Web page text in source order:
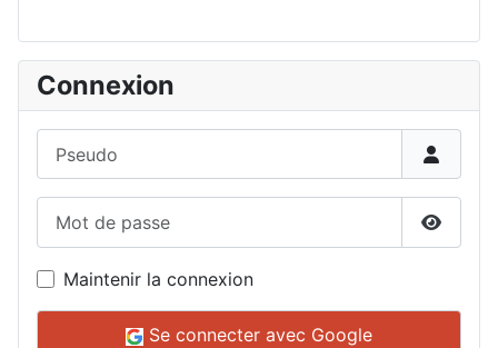
Connexion
Maintenir la connexion
Se connecter avec Google